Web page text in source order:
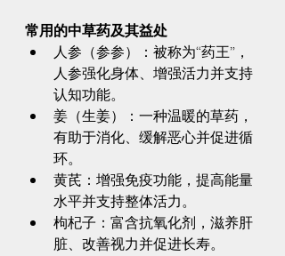
常用的中草药及其益处
人参（参参）：被称为“药王”，
人参强化身体、增强活力并支持
认知功能。
姜（生姜）：一种温暖的草药，
有助于消化、缓解恶心并促进循
环。
黄芪：增强免疫功能，提高能量
水平并支持整体活力。
枸杞子：富含抗氧化剂，滋养肝
脏、改善视力并促进长寿。